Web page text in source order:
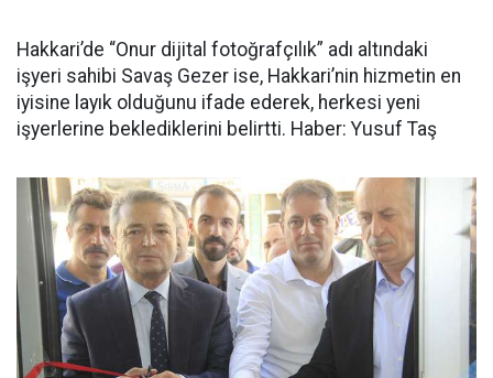
Hakkari’de “Onur dijital fotoğrafçılık” adı altındaki
işyeri sahibi Savaş Gezer ise, Hakkari’nin hizmetin en
iyisine layık olduğunu ifade ederek, herkesi yeni
işyerlerine beklediklerini belirtti. Haber: Yusuf Taş